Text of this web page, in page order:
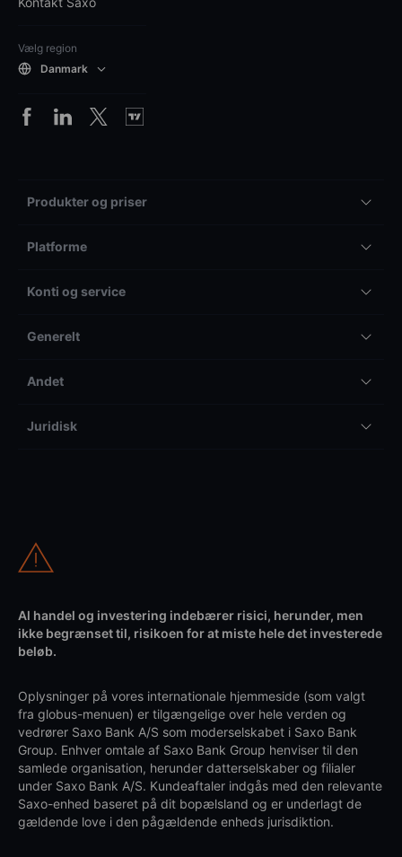
Vælg region
Danmark
Produkter og priser
Platforme
Konti og service
Generelt
Andet
Juridisk
Al handel og investering indebærer risici, herunder, men
ikke begrænset til, risikoen for at miste hele det investerede
beløb.
Oplysninger på vores internationale hjemmeside (som valgt
fra globus-menuen) er tilgængelige over hele verden og
vedrører Saxo Bank A/S som moderselskabet i Saxo Bank
Group. Enhver omtale af Saxo Bank Group henviser til den
samlede organisation, herunder datterselskaber og filialer
under Saxo Bank A/S. Kundeaftaler indgås med den relevante
Saxo-enhed baseret på dit bopælsland og er underlagt de
gældende love i den pågældende enheds jurisdiktion.